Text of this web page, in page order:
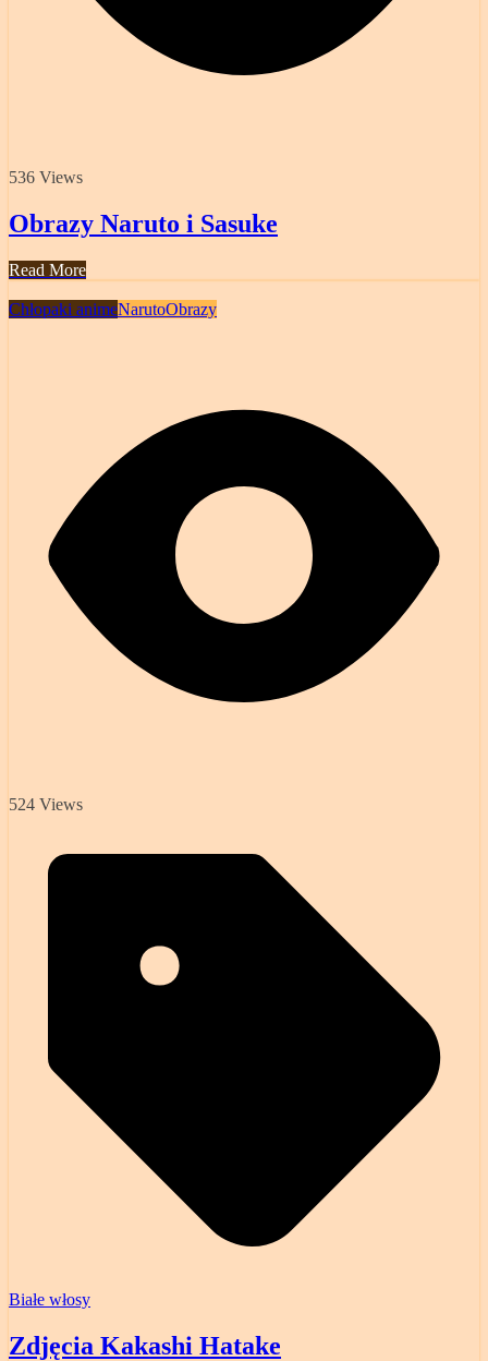
536 Views
Obrazy Naruto i Sasuke
Read More
Chłopaki animeNarutoObrazy
524 Views
Białe włosy
Zdjęcia Kakashi Hatake